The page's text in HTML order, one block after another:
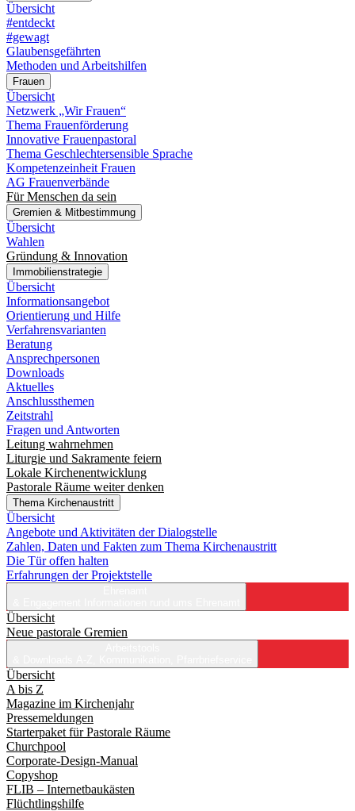
Übersicht
#entdeckt
#gewagt
Glaubensgefährten
Methoden und Arbeitshilfen
Frauen
Übersicht
Netzwerk „Wir Frauen“
Thema Frauenförderung
Innovative Frauenpastoral
Thema Geschlechtersensible Sprache
Kompetenzeinheit Frauen
AG Frauenverbände
Für Menschen da sein
Gremien & Mitbestimmung
Übersicht
Wahlen
Gründung & Innovation
Immobilienstrategie
Übersicht
Informationsangebot
Orientierung und Hilfe
Verfahrensvarianten
Beratung
Ansprechpersonen
Downloads
Aktuelles
Anschlussthemen
Zeitstrahl
Fragen und Antworten
Leitung wahrnehmen
Liturgie und Sakramente feiern
Lokale Kirchenentwicklung
Pastorale Räume weiter denken
Thema Kirchenaustritt
Übersicht
Angebote und Aktivitäten der Dialogstelle
Zahlen, Daten und Fakten zum Thema Kirchenaustritt
Die Tür offen halten
Erfahrungen der Projektstelle
Übersicht
Neue pastorale Gremien
Übersicht
A bis Z
Magazine im Kirchenjahr
Pressemeldungen
Starterpaket für Pastorale Räume
Churchpool
Corporate-Design-Manual
Copyshop
FLIB – Internetbaukästen
Flüchtlingshilfe